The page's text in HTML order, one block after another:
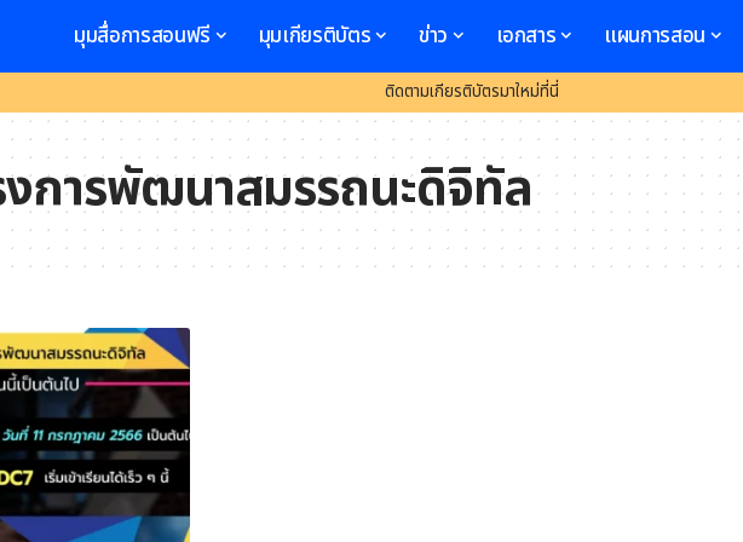
มุมสื่อการสอนฟรี มุมเกียรติบัตร ข่าว เอกสาร แผนการสอน
ติดตามเกียรติบัตรมาใหม่ที่นี่
งการพัฒนาสมรรถนะดิจิทัล